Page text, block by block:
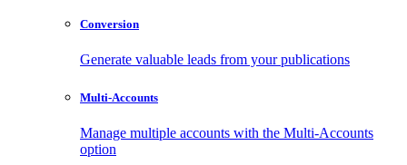
Conversion
Generate valuable leads from your publications
Multi-Accounts
Manage multiple accounts with the Multi-Accounts
option